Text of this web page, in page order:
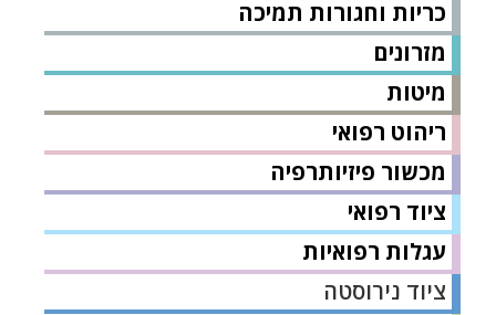
כריות וחגורות תמיכה
מזרונים
מיטות
ריהוט רפואי
מכשור פיזיותרפיה
ציוד רפואי
עגלות רפואיות
ציוד נירוסטה